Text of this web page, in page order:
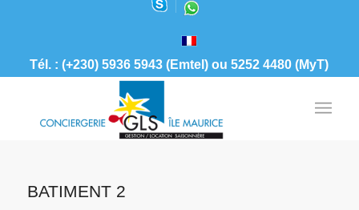
Tél. : (+230) 5936 5943 (Emtel) ou 5252 4480 (MyT)
BATIMENT 2